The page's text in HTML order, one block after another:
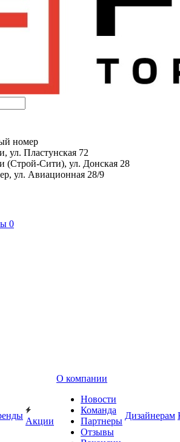
номер
ул. Пластунская 72
(Строй-Сити), ул. Донская 28
ул. Авиационная 28/9
0
Акции
О компании
Новости
Команда
Партнеры
Отзывы
Дизайнерам